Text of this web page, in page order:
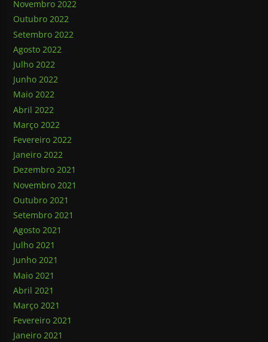
Novembro 2022
Outubro 2022
Setembro 2022
Agosto 2022
Julho 2022
Junho 2022
Maio 2022
Abril 2022
Março 2022
Fevereiro 2022
Janeiro 2022
Dezembro 2021
Novembro 2021
Outubro 2021
Setembro 2021
Agosto 2021
Julho 2021
Junho 2021
Maio 2021
Abril 2021
Março 2021
Fevereiro 2021
Janeiro 2021